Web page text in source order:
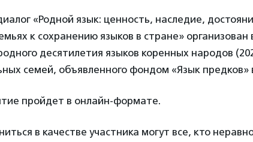
«Родной язык: ценность, наследие,
к сохранению языков в стране» организован
десятилетия языков коренных народов
семей, объявленного фондом «Язык предков»
пройдет в онлайн-формате.
в качестве участника могут все, кто